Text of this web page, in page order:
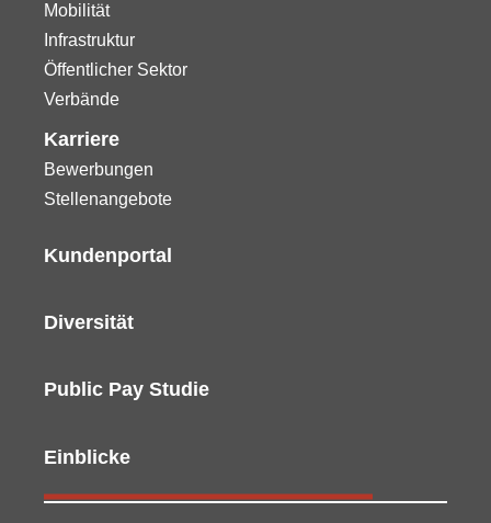
Mobilität
Infrastruktur
Öffentlicher Sektor
Verbände
Karriere
Bewerbungen
Stellenangebote
Kundenportal
Diversität
Public Pay Studie
Einblicke